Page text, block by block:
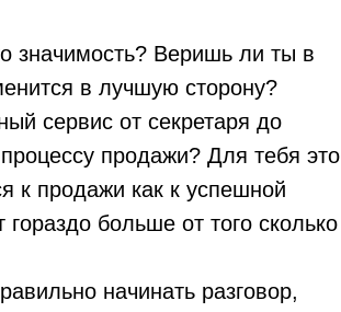
значимость? Веришь ли ты в
в лучшую сторону?
сервис от секретаря до
продажи? Для тебя это
к продажи как к успешной
больше от того сколько
начинать разговор,